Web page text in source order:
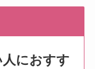
におすす